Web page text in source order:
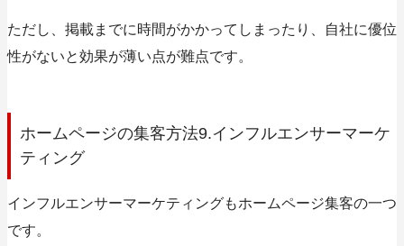
ただし、掲載までに時間がかかってしまったり、自社に優位
性がないと効果が薄い点が難点です。
ホームページの集客方法9.インフルエンサーマーケ
ティング
インフルエンサーマーケティングもホームページ集客の一つ
です。